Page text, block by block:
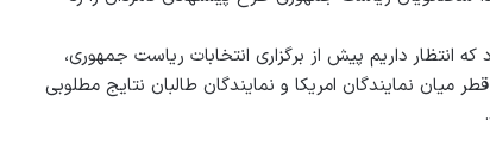
که انتظار داریم پیش از برگزاری انتخابات ریاست جمهوری،
نمایندگان امریکا و نمایندگان طالبان نتایج مطلوبی